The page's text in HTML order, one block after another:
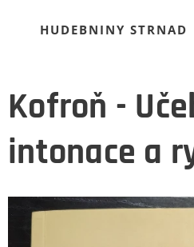
HUDEBNINY STRNAD
Kofroň -
intonace a